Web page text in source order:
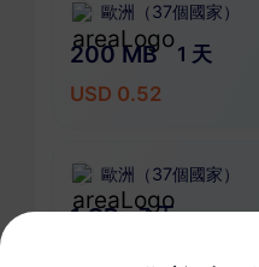
歐洲（37個國家）
200 MB
1 天
USD 0.52
歐洲（37個國家）
1 GB
7 天